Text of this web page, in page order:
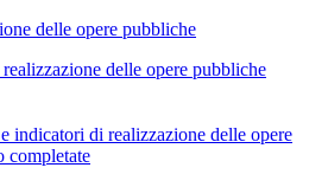
delle opere pubbliche
delle opere pubbliche
indicatori di realizzazione delle opere
completate